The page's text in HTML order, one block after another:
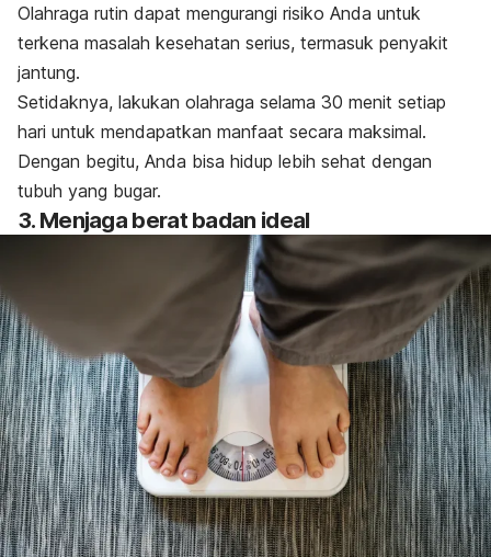
Olahraga rutin dapat mengurangi risiko Anda untuk
terkena masalah kesehatan serius, termasuk penyakit
jantung.
Setidaknya, lakukan olahraga selama 30 menit setiap
hari untuk mendapatkan manfaat secara maksimal.
Dengan begitu, Anda bisa hidup lebih sehat dengan
tubuh yang bugar.
3. Menjaga berat badan ideal